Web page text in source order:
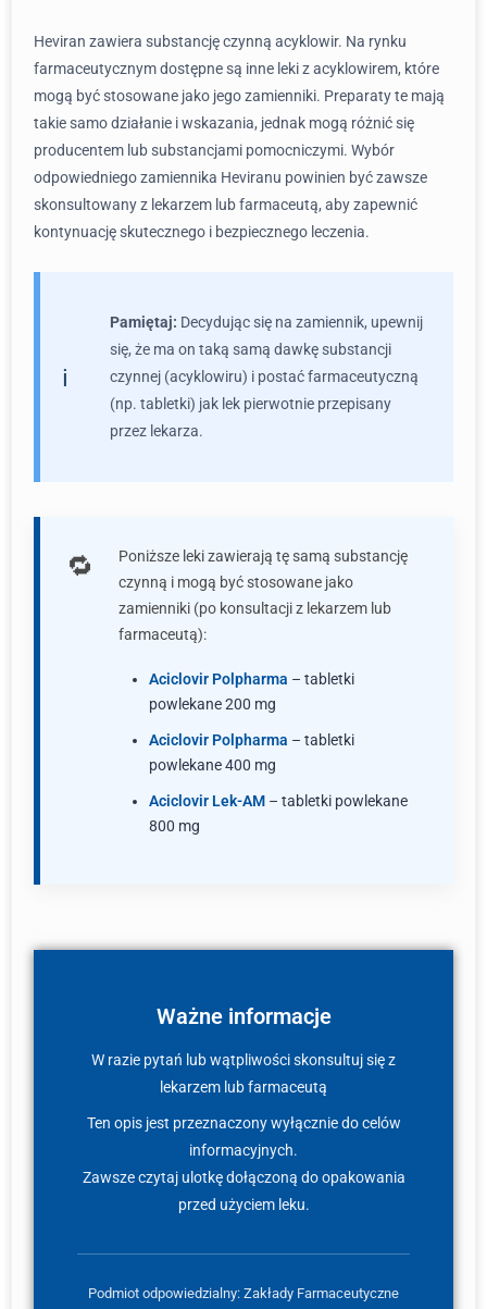
Heviran zawiera substancję czynną acyklowir. Na rynku
farmaceutycznym dostępne są inne leki z acyklowirem, które
mogą być stosowane jako jego zamienniki. Preparaty te mają
takie samo działanie i wskazania, jednak mogą różnić się
producentem lub substancjami pomocniczymi. Wybór
odpowiedniego zamiennika Heviranu powinien być zawsze
skonsultowany z lekarzem lub farmaceutą, aby zapewnić
kontynuację skutecznego i bezpiecznego leczenia.
Pamiętaj: Decydując się na zamiennik, upewnij
się, że ma on taką samą dawkę substancji
czynnej (acyklowiru) i postać farmaceutyczną
(np. tabletki) jak lek pierwotnie przepisany
przez lekarza.
Poniższe leki zawierają tę samą substancję
czynną i mogą być stosowane jako
zamienniki (po konsultacji z lekarzem lub
farmaceutą):
Aciclovir Polpharma – tabletki
powlekane 200 mg
Aciclovir Polpharma – tabletki
powlekane 400 mg
Aciclovir Lek-AM – tabletki powlekane
800 mg
Ważne informacje
W razie pytań lub wątpliwości skonsultuj się z
lekarzem lub farmaceutą
Ten opis jest przeznaczony wyłącznie do celów
informacyjnych.
Zawsze czytaj ulotkę dołączoną do opakowania
przed użyciem leku.
Podmiot odpowiedzialny: Zakłady Farmaceutyczne